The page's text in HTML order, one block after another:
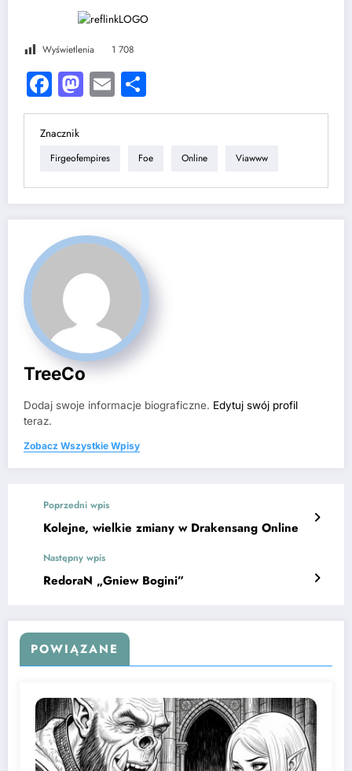
Wyświetlenia 1 708
Facebook
Mastodon
Email
Znacznik
Firgeofempires Foe Online Viawww
TreeCo
Dodaj swoje informacje biograficzne. Edytuj swój profil
teraz.
Zobacz Wszystkie Wpisy
Poprzedni wpis
Kolejne, wielkie zmiany w Drakensang Online
Następny wpis
RedoraN „Gniew Bogini”
POWIĄZANE